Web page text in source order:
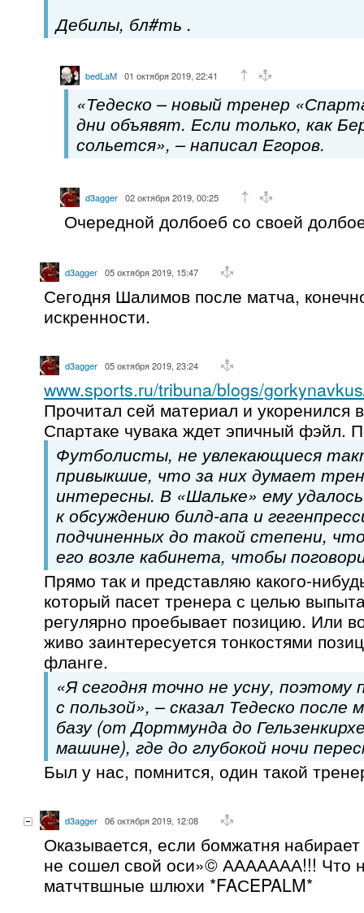
Дебилы, бл#ть .
bedLaM 01 октября 2019, 22:41
«Тедеско – новый тренер
дни объявят. Если только, как
сольется», – написал Егоров.
d3agger 02 октября 2019, 00:25
Очередной долбоеб со своей
d3agger 05 октября 2019, 15:47
Сегодня Шалимов после матча,
искренности.
d3agger 05 октября 2019, 23:24
www.sports.ru/tribuna/blogs/
Прочитал сей материал и укоренился
Спартаке чувака ждет эпичный фэйл.
Футболисты, не увлекающиеся
привыкшие, что за них думает
интересны. В «Шальке» ему
к обсуждению билд-апа и
подчиненных до такой степени,
его возле кабинета, чтобы
Прямо так и представляю какого-
который пасет тренера с целью
регулярно проебывает позицию. Или
живо заинтересуется тонкостями
фланге.
«Я сегодня точно не усну, поэтому
с пользой», – сказал Тедеско после
базу (от Дортмунда до
машине), где до глубокой ночи
Был у нас, помнится, один такой
d3agger 06 октября 2019, 12:08
Оказывается, если бомжатня
не сошел свой оси»© ААААААА!!! Что
матчтвшные шлюхи *FAСEPALM*